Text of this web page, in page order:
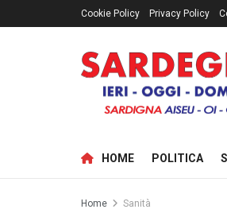
Cookie Policy Privacy Policy
HOME POLITICA
Home Sanità